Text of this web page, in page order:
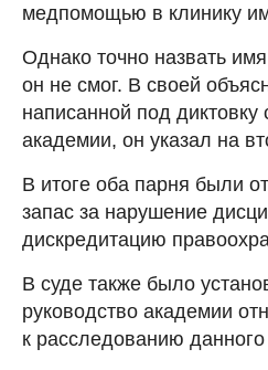
медпомощью в клинику
Однако точно назвать
он не смог. В своей
написанной под диктовку
академии, он указал на
В итоге оба парня были
запас за нарушение
дискредитацию
В суде также было
руководство академии
к расследованию